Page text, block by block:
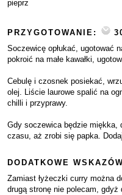
pieprz
PRZYGOTOWANIE:
Soczewicę opłukać, ugotować
pokroić na małe kawałki,
Cebulę i czosnek posiekać,
olej. Liście laurowe spalić na
chilli i przyprawy.
Gdy soczewica będzie miękka,
czasu, aż zrobi się papka.
DODATKOWE
Zamiast łyżeczki curry można
drugą stronę nie polecam,